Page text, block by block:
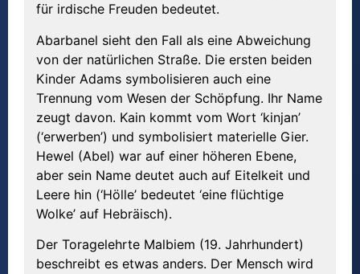
für irdische Freuden bedeutet.
Abarbanel sieht den Fall als eine Abweichung
von der natürlichen Straße. Die ersten beiden
Kinder Adams symbolisieren auch eine
Trennung vom Wesen der Schöpfung. Ihr Name
zeugt davon. Kain kommt vom Wort ‘kinjan’
(‘erwerben’) und symbolisiert materielle Gier.
Hewel (Abel) war auf einer höheren Ebene,
aber sein Name deutet auch auf Eitelkeit und
Leere hin (‘Hölle’ bedeutet ‘eine flüchtige
Wolke’ auf Hebräisch).
Der Toragelehrte Malbiem (19. Jahrhundert)
beschreibt es etwas anders. Der Mensch wird